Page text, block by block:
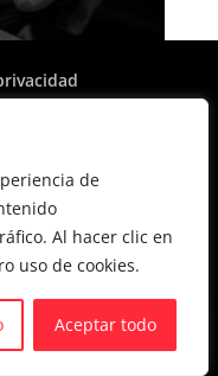
de
Al hacer clic en
uso de cookies.
Aceptar todo